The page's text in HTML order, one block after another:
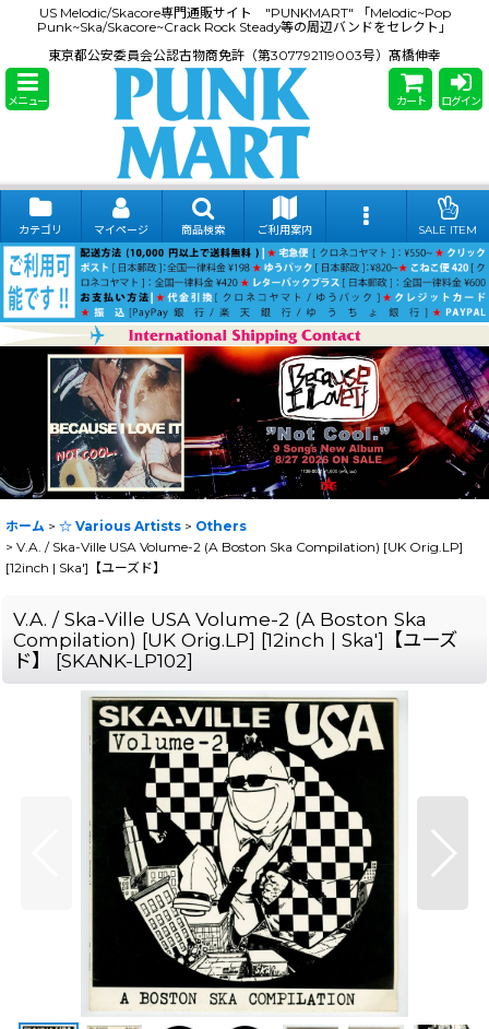
US Melodic/Skacore専門通販サイト "PUNKMART" 「Melodic~Pop
Punk~Ska/Skacore~Crack Rock Steady等の周辺バンドをセレクト」
東京都公安委員会公認古物商免許（第307792119003号）髙橋伸幸
メニュー カート ログイン
カテゴリ マイページ 商品検索 ご利用案内 SALE ITEM
ホーム > ☆ Various Artists > Others
> V.A. / Ska-Ville USA Volume-2 (A Boston Ska Compilation) [UK Orig.LP]
[12inch | Ska']【ユーズド】
V.A. / Ska-Ville USA Volume-2 (A Boston Ska
Compilation) [UK Orig.LP] [12inch | Ska']【ユーズ
ド】
[SKANK-LP102]